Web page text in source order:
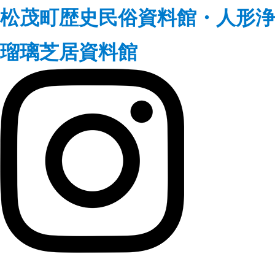
松茂町歴史民俗資料館・人形浄
瑠璃芝居資料館